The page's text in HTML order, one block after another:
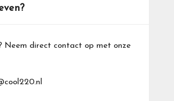
Neem direct contact op met onze